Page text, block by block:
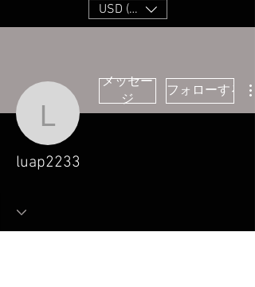
USD ($)
luap2233
メッセー
ジ
フォローする
luap2233